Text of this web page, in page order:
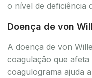
o nível de deficiência
Doença de von
A doença de von
coagulação que afeta
coagulograma ajuda